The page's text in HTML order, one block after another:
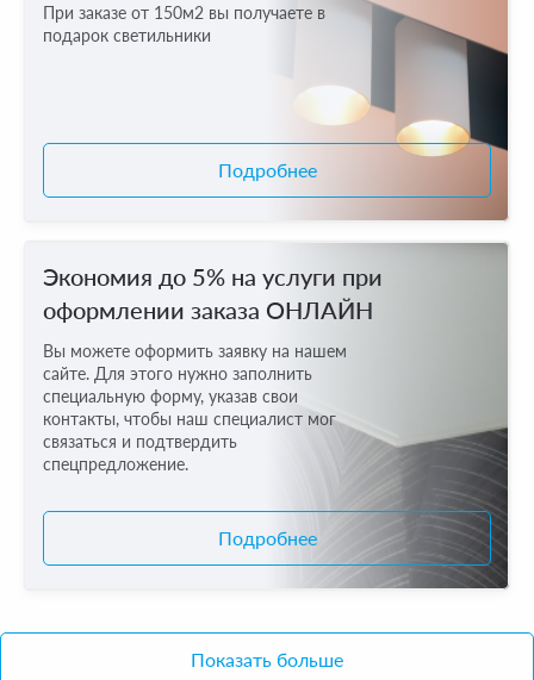
При заказе от 150м2 вы получаете в
подарок светильники
Подробнее
Экономия до 5% на услуги при
оформлении заказа ОНЛАЙН
Вы можете оформить заявку на нашем
сайте. Для этого нужно заполнить
специальную форму, указав свои
контакты, чтобы наш специалист мог
связаться и подтвердить
спецпредложение.
Подробнее
Показать больше